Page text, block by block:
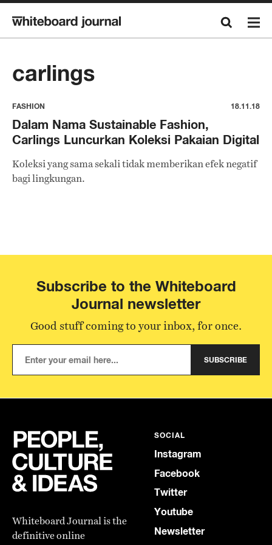
carlings
FASHION 18.11.18
Dalam Nama Sustainable Fashion,
Carlings Luncurkan Koleksi Pakaian Digital
Koleksi yang sama sekali tidak memberikan efek negatif
bagi lingkungan.
Subscribe to the Whiteboard
Journal newsletter
Good stuff coming to your inbox, for once.
SUBSCRIBE
Whiteboard Journal is the
definitive online
SOCIAL
Instagram
Facebook
Twitter
Youtube
Newsletter